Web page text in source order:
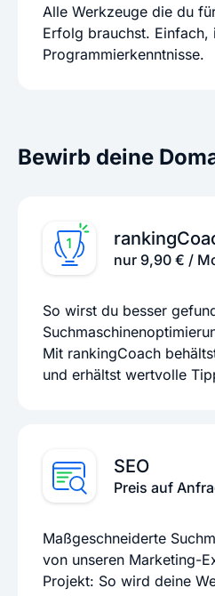
Alle Werkzeuge die du
Erfolg brauchst. Einfach,
Programmierkenntnisse.
Bewirb deine
nur 9,90 € /
So wirst du besser
Mit rankingCoach
und erhältst wertvolle
SEO
Preis auf
Maßgeschneiderte
von unseren Marketing-
Projekt: So wird deine